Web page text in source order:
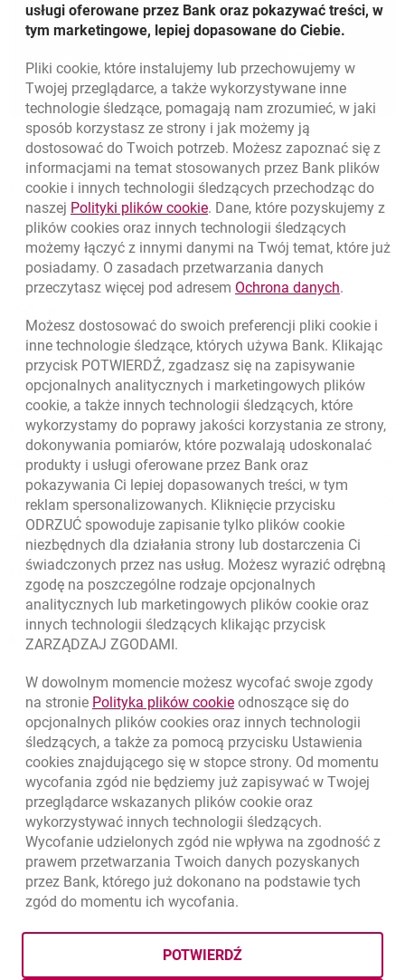
Na początek zdefiniuj lub zmień numer telefonu do
przelewów BLIK, kontaktując się z nami przez
aplikację mobilną. Aby zadzwonić do nas z aplikacji
mobilnej, wybierz: Profil > Kontakt > Połącz
bezpośrednio z konsultantem.
Następnie zarejestruj nowy numer, aby odbierać
przelewy BLIK. Wróć do aplikacji mobilnej i kliknij:
ikona BLIK na ekranie głównym > Ustawienia ogólne
BLIK > Ustawienia przelewu na telefon > Dalej >
Potwierdź.
Czy możesz dodać drugi numer telefonu do odbierania
przelewów BLIK?
mieć tylko jeden numer telefonu do przelewów
BLIK
Dlaczego przelew BLIK dotarł do innego banku niż
odbiorca się spodziewał?
Dlaczego przelew BLIK nie dotarł do odbiorcy?
czy numer telefonu jest prawidłowy,
do jakiego banku i na jaki numer konta trafił przelew
(być może odbiorca włączył przelewy BLIK w innym
banku i tam trafił przelew - numer do odbierania
przelewów można włączyć jednocześnie tylko w
jedynym banku).
Jak możesz zdefiniować lub zmienić numer do
przelewów BLIK dla dziecka?
swój dokument tożsamości i dokument dziecka
telefon dziecka z kartą SIM i nowym numerem
Czy możesz zrobić przelew BLIK bezpośrednio z karty
kredytowej?
Nawigacja dolna
Zadzwoń do nas
801 331 331
(+48) 22 598 40 40
Migam
Znajdź placówkę lub bankomat otwiera się w nowej karcie
Oceń nas otwiera się w nowej karcie
Złóż wniosek przez internet
Skontaktuj się ze Specjalistą
O banku
Kursy wymiany walut
Kursy wymiany walut. Data aktualizacji: 7.08.2026, 12:53:25
WALUTA KUPNO SPRZEDAŻ
EUR 4.1346 4.4568
USD 3.8493
CHF 4.4312 4.7764
GBP 4.822 5.1978
7.08.2026, 12:53:25
Odpowiedzialny biznes
Regulacje zewnętrzne
Ochrona danychotwiera się w nowej karcie
Ustawieniacookies
Mapa stronyotwiera się w nowej karcie
usługi oferowane przez Bank oraz pokazywać treści, w
tym marketingowe, lepiej dopasowane do Ciebie.
Pliki cookie, które instalujemy lub przechowujemy w
Twojej przeglądarce, a także wykorzystywane inne
technologie śledzące, pomagają nam zrozumieć, w jaki
sposób korzystasz ze strony i jak możemy ją
dostosować do Twoich potrzeb. Możesz zapoznać się z
informacjami na temat stosowanych przez Bank plików
cookie i innych technologii śledzących przechodząc do
naszej Polityki plików cookielink otwiera się w nowym oknie
. Dane, które pozyskujemy z
plików cookies oraz innych technologii śledzących
możemy łączyć z innymi danymi na Twój temat, które już
posiadamy. O zasadach przetwarzania danych
przeczytasz więcej pod adresem Ochrona danychlink
.
Możesz dostosować do swoich preferencji pliki cookie i
inne technologie śledzące, których używa Bank. Klikając
przycisk POTWIERDŹ, zgadzasz się na zapisywanie
opcjonalnych analitycznych i marketingowych plików
cookie, a także innych technologii śledzących, które
wykorzystamy do poprawy jakości korzystania ze strony,
dokonywania pomiarów, które pozwalają udoskonalać
produkty i usługi oferowane przez Bank oraz
pokazywania Ci lepiej dopasowanych treści, w tym
reklam spersonalizowanych. Kliknięcie przycisku
ODRZUĆ spowoduje zapisanie tylko plików cookie
niezbędnych dla działania strony lub dostarczenia Ci
świadczonych przez nas usług. Możesz wyrazić odrębną
zgodę na poszczególne rodzaje opcjonalnych
analitycznych lub marketingowych plików cookie oraz
innych technologii śledzących klikając przycisk
ZARZĄDZAJ ZGODAMI.
W dowolnym momencie możesz wycofać swoje zgody
na stronie Polityka plików cookielink otwiera się w nowym
odnoszące się do
opcjonalnych plików cookies oraz innych technologii
śledzących, a także za pomocą przycisku Ustawienia
cookies znajdującego się w stopce strony. Od momentu
wycofania zgód nie będziemy już zapisywać w Twojej
przeglądarce wskazanych plików cookie oraz
wykorzystywać innych technologii śledzących.
Wycofanie udzielonych zgód nie wpływa na zgodność z
prawem przetwarzania Twoich danych pozyskanych
przez Bank, którego już dokonano na podstawie tych
zgód do momentu ich wycofania.
POTWIERDŹ